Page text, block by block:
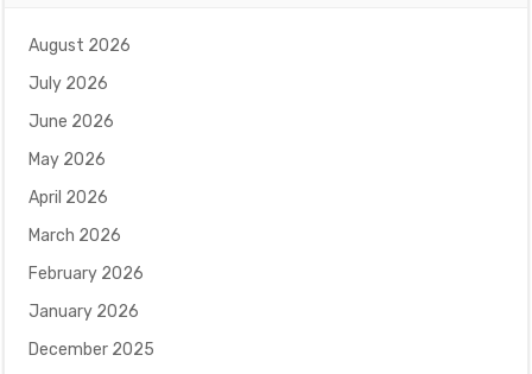
August 2026
July 2026
June 2026
May 2026
April 2026
March 2026
February 2026
January 2026
December 2025